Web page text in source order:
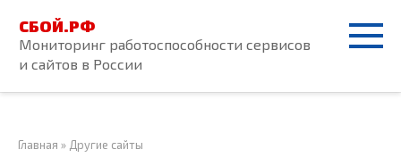
контенту
СБОЙ.РФ
Мониторинг работоспособности сервисов
и сайтов в России
Главная » Другие сайты